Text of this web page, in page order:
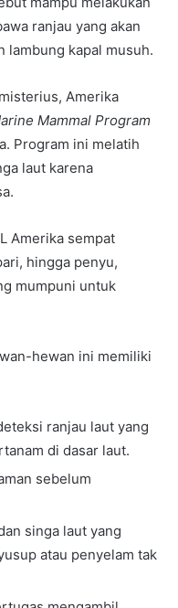
ranjau yang akan
lambung kapal musuh.
Amerika
Mammal Program
Program ini melatih
laut karena
Amerika sempat
hingga penyu,
mumpuni untuk
hewan ini memiliki
ranjau laut yang
di dasar laut.
sebelum
singa laut yang
atau penyelam tak